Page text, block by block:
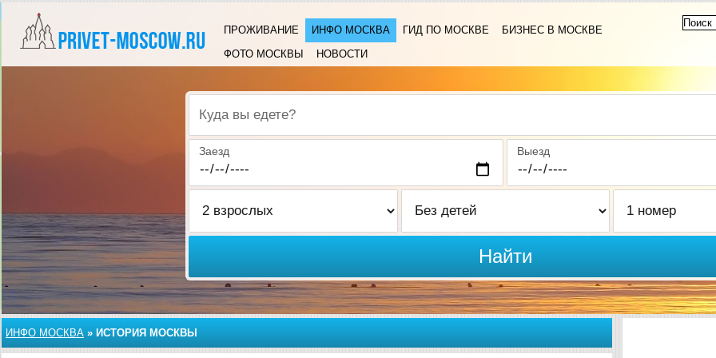
ПРОЖИВАНИЕ ИНФО МОСКВА ГИД ПО МОСКВЕ
БИЗНЕС В МОСКВЕ
ФОТО МОСКВЫ
НОВОСТИ
Куда вы едете?
Заезд Выезд
Найти
ИНФО МОСКВА » ИСТОРИЯ МОСКВЫ